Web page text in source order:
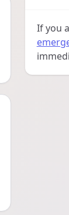
If you